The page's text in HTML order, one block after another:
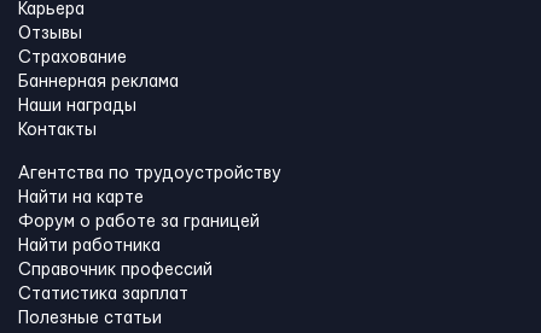
Карьера
Отзывы
Страхование
Баннерная реклама
Наши награды
Контакты
Агентства по трудоустройству
Найти на карте
Форум о работе за границей
Найти работника
Справочник профессий
Статистика зарплат
Полезные статьи